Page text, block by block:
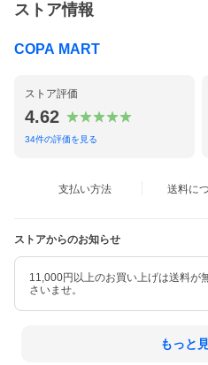
ストア情報
COPA MART
ストア評価
4.62
34件の評価を見る
支払い方法 送料に
ストアからのお知らせ
11,000円以上のお買い上げは送料が
さいませ。
もっと